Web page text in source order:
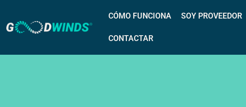
CÓMO FUNCIONA SOY PROVEEDOR
CONTACTAR